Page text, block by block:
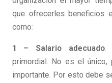
que ofrecerles beneficios
como:
1 – Salario adecuado.
primordial. No es el único,
importante. Por esto debe